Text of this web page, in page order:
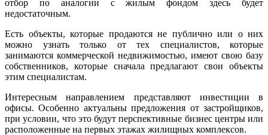
отбор по аналогии с жилым фондом здесь будет
недостаточным.
Есть объекты, которые продаются не публично или о них
можно узнать только от тех специалистов, которые
занимаются коммерческой недвижимостью, имеют свою базу
собственников, которые сначала предлагают свои объекты
этим специалистам.
Интересным направлением представляют инвестиции в
офисы. Особенно актуальны предложения от застройщиков,
при условии, что это будут перспективные бизнес центры или
расположенные на первых этажах жилищных комплексов.